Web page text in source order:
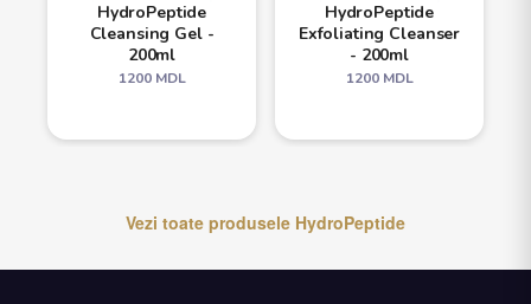
HydroPeptide
Cleansing Gel -
200ml
1200MDL
HydroPeptide
Exfoliating Cleanser
- 200ml
1200MDL
Vezi toate produsele HydroPeptide